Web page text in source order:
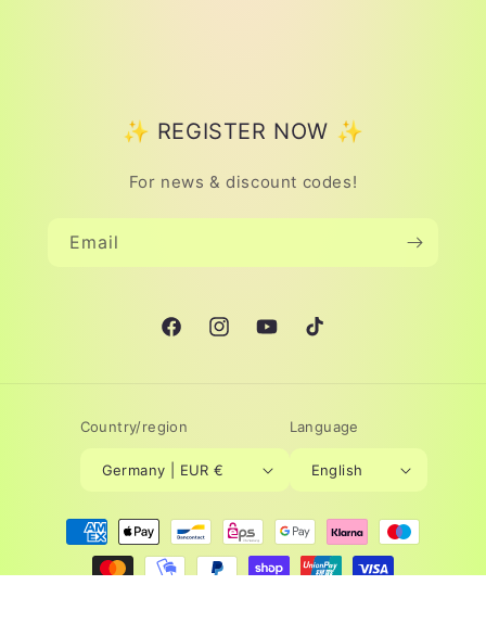
✨ REGISTER NOW ✨
For news & discount codes!
Email
FacebookInstagramYouTubeTikTok
Country/region
Germany | EUR €
Language
English
Payment
methods